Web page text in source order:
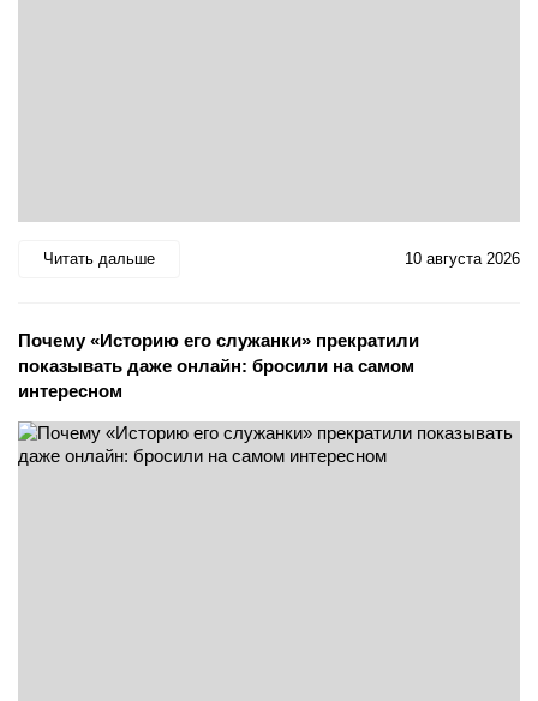
Читать дальше 10 августа 2026
Почему «Историю его служанки» прекратили
показывать даже онлайн: бросили на самом
интересном